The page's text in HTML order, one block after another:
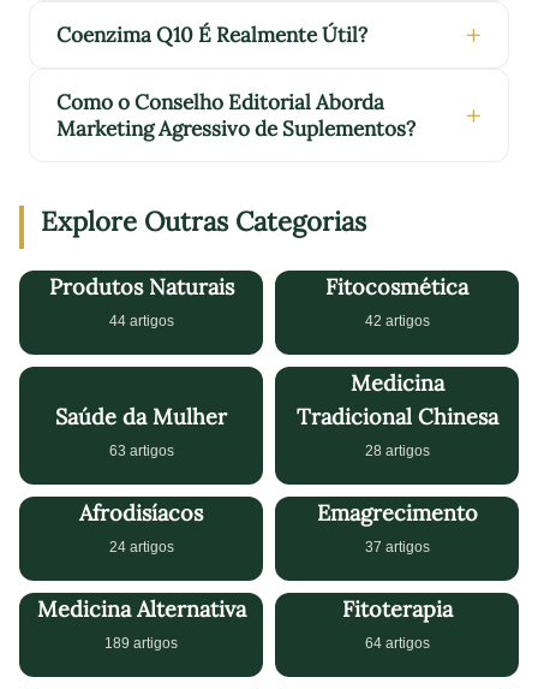
Coenzima Q10 É Realmente Útil?
Como o Conselho Editorial Aborda
Marketing Agressivo de Suplementos?
Explore Outras Categorias
Produtos Naturais
44 artigos
Fitocosmética
42 artigos
Saúde da Mulher
63 artigos
Medicina
Tradicional Chinesa
28 artigos
Afrodisíacos
24 artigos
Emagrecimento
37 artigos
Medicina Alternativa
189 artigos
Fitoterapia
64 artigos